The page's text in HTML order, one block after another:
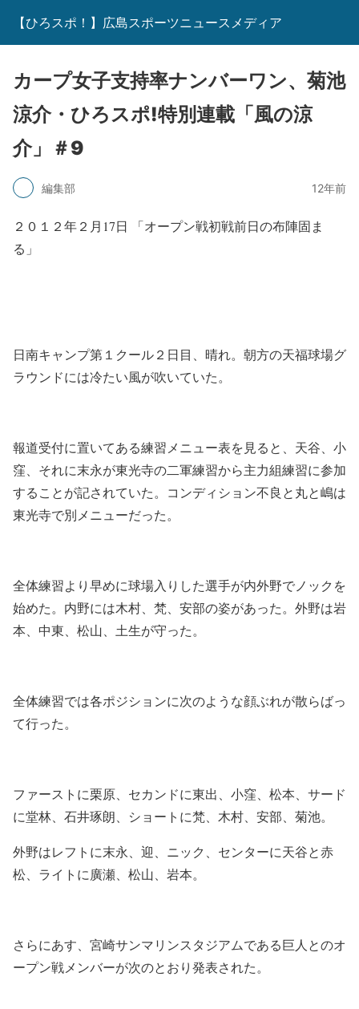
【ひろスポ！】広島スポーツニュースメディア
カープ女子支持率ナンバーワン、菊池
涼介・ひろスポ!特別連載「風の涼
介」＃9
編集部 12年前
２０１２年２月17日 「オープン戦初戦前日の布陣固ま
る」
日南キャンプ第１クール２日目、晴れ。朝方の天福球場グ
ラウンドには冷たい風が吹いていた。
報道受付に置いてある練習メニュー表を見ると、天谷、小
窪、それに末永が東光寺の二軍練習から主力組練習に参加
することが記されていた。コンディション不良と丸と嶋は
東光寺で別メニューだった。
全体練習より早めに球場入りした選手が内外野でノックを
始めた。内野には木村、梵、安部の姿があった。外野は岩
本、中東、松山、土生が守った。
全体練習では各ポジションに次のような顔ぶれが散らばっ
て行った。
ファーストに栗原、セカンドに東出、小窪、松本、サード
に堂林、石井琢朗、ショートに梵、木村、安部、菊池。
外野はレフトに末永、迎、ニック、センターに天谷と赤
松、ライトに廣瀬、松山、岩本。
さらにあす、宮崎サンマリンスタジアムである巨人とのオ
ープン戦メンバーが次のとおり発表された。